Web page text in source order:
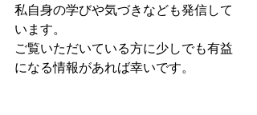
私自身の学びや気づきなども発信して
います。
ご覧いただいている方に少しでも有益
になる情報があれば幸いです。